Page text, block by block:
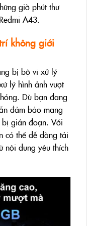
giờ phút thư
A43.
không giới
bị bộ vi xử lý
lý hình ảnh vượt
Dù bạn đang
đảm bảo mang
bị gián đoạn. Với
có thể dễ dàng tải
nội dung yêu thích